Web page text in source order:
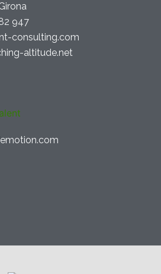
947
consulting.com
altitude.net